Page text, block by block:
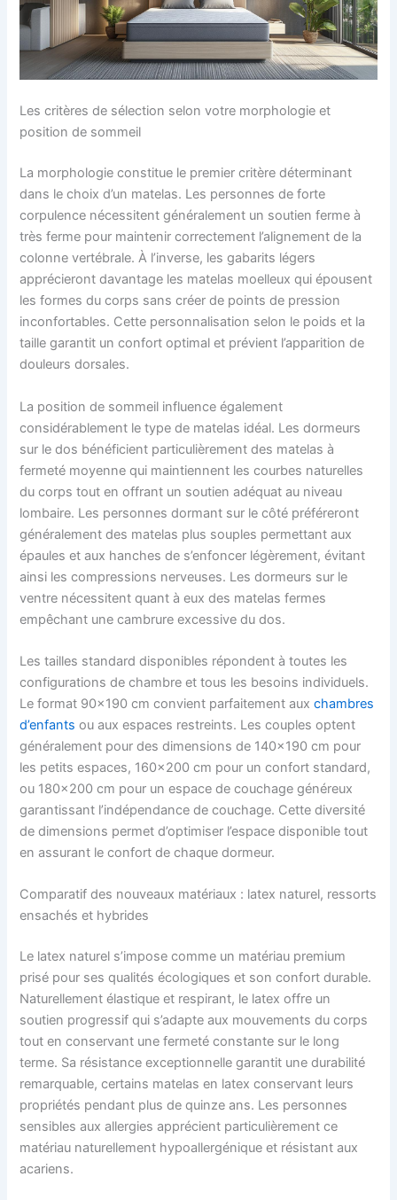
Les critères de sélection selon votre morphologie et
position de sommeil
La morphologie constitue le premier critère déterminant
dans le choix d’un matelas. Les personnes de forte
corpulence nécessitent généralement un soutien ferme à
très ferme pour maintenir correctement l’alignement de la
colonne vertébrale. À l’inverse, les gabarits légers
apprécieront davantage les matelas moelleux qui épousent
les formes du corps sans créer de points de pression
inconfortables. Cette personnalisation selon le poids et la
taille garantit un confort optimal et prévient l’apparition de
douleurs dorsales.
La position de sommeil influence également
considérablement le type de matelas idéal. Les dormeurs
sur le dos bénéficient particulièrement des matelas à
fermeté moyenne qui maintiennent les courbes naturelles
du corps tout en offrant un soutien adéquat au niveau
lombaire. Les personnes dormant sur le côté préféreront
généralement des matelas plus souples permettant aux
épaules et aux hanches de s’enfoncer légèrement, évitant
ainsi les compressions nerveuses. Les dormeurs sur le
ventre nécessitent quant à eux des matelas fermes
empêchant une cambrure excessive du dos.
Les tailles standard disponibles répondent à toutes les
configurations de chambre et tous les besoins individuels.
Le format 90×190 cm convient parfaitement auxchambres
d’enfants ou aux espaces restreints. Les couples optent
généralement pour des dimensions de 140×190 cm pour
les petits espaces, 160×200 cm pour un confort standard,
ou 180×200 cm pour un espace de couchage généreux
garantissant l’indépendance de couchage. Cette diversité
de dimensions permet d’optimiser l’espace disponible tout
en assurant le confort de chaque dormeur.
Comparatif des nouveaux matériaux : latex naturel, ressorts
ensachés et hybrides
Le latex naturel s’impose comme un matériau premium
prisé pour ses qualités écologiques et son confort durable.
Naturellement élastique et respirant, le latex offre un
soutien progressif qui s’adapte aux mouvements du corps
tout en conservant une fermeté constante sur le long
terme. Sa résistance exceptionnelle garantit une durabilité
remarquable, certains matelas en latex conservant leurs
propriétés pendant plus de quinze ans. Les personnes
sensibles aux allergies apprécient particulièrement ce
matériau naturellement hypoallergénique et résistant aux
acariens.